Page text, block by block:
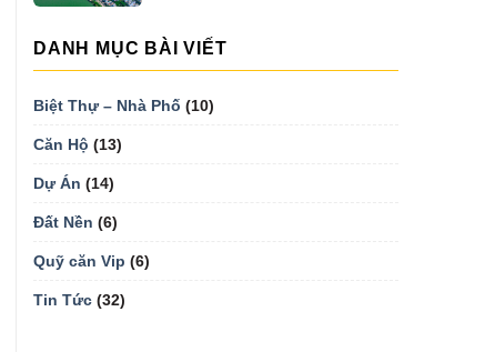
DANH MỤC BÀI VIẾT
Biệt Thự – Nhà Phố (10)
Căn Hộ (13)
Dự Án (14)
Đất Nền (6)
Quỹ căn Vip (6)
Tin Tức (32)